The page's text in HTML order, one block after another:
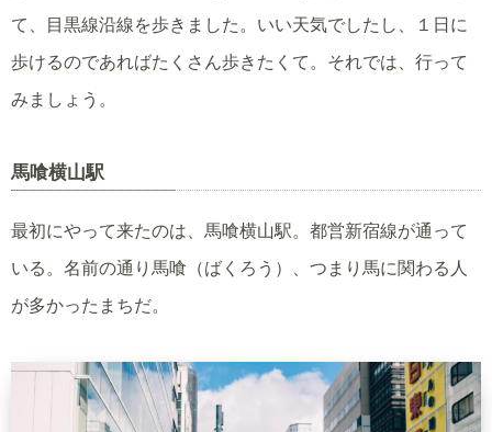
て、目黒線沿線を歩きました。いい天気でしたし、１日に
歩けるのであればたくさん歩きたくて。それでは、行って
みましょう。
馬喰横山駅
最初にやって来たのは、馬喰横山駅。都営新宿線が通って
いる。名前の通り馬喰（ばくろう）、つまり馬に関わる人
が多かったまちだ。